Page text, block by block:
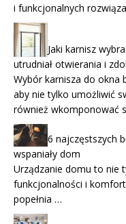
i funkcjonalnych
Jaki karnisz
utrudniał otwierania i
Wybór karnisza do okna
aby nie tylko umożliwić
również wkomponować
6 najczęstszych
wspaniały dom
Urządzanie domu to nie
funkcjonalności i
popełnia …